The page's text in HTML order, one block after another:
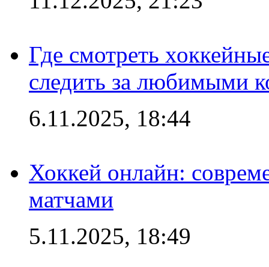
Где смотреть
следить за любимыми
6.11.2025, 18:44
Хоккей онлайн:
матчами
5.11.2025, 18:49